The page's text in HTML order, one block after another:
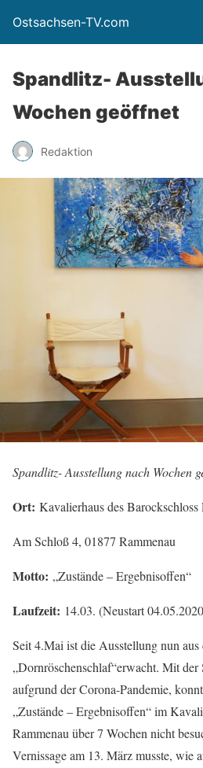
Ostsachsen-TV.com
Spandlitz-
Wochen geöffnet
Redaktion
Spandlitz- Ausstellung nach Wochen
Ort: Kavalierhaus des Barockschloss
Am Schloß 4, 01877 Rammenau
Motto: „Zustände – Ergebnisoffen“
Laufzeit: 14.03. (Neustart
Seit 4.Mai ist die Ausstellung nun aus
„Dornröschenschlaf“erwacht. Mit
aufgrund der Corona-Pandemie,
„Zustände – Ergebnisoffen“ im
Rammenau über 7 Wochen nicht
Vernissage am 13. März musste, wie